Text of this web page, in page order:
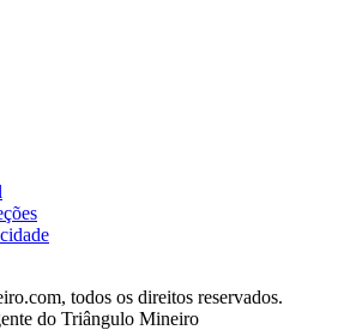
todos os direitos reservados.
do Triângulo Mineiro